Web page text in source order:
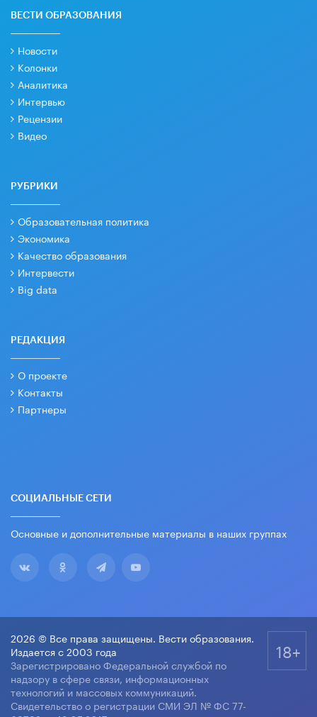
ВЕСТИ ОБРАЗОВАНИЯ
Новости
Колонки
Аналитика
Интервью
Рецензии
Видео
РУБРИКИ
Образовательная политика
Экономика
Качество образования
Интервести
Big data
РЕДАКЦИЯ
О проекте
Контакты
Партнеры
СОЦИАЛЬНЫЕ СЕТИ
Основные и дополнительные материалы в наших группах
2026 © Все права защищены. Вести образования.
Издается с 2003 года
Зарегистрировано Федеральной службой по
надзору в сфере связи, информационных
технологий и массовых коммуникаций.
Свидетельство о регистрации СМИ ЭЛ № ФС 77-
18+